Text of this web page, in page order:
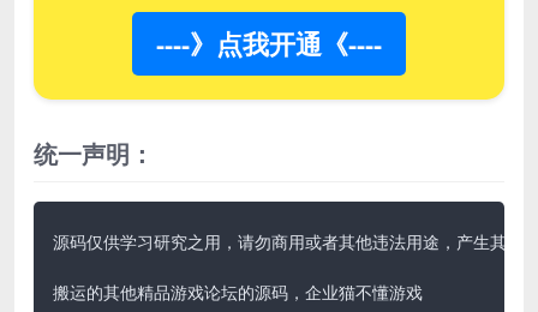
----》点我开通《----
统一声明：
源码仅供学习研究之用，请勿商用或者其他违法用途，产生其他
搬运的其他精品游戏论坛的源码，企业猫不懂游戏